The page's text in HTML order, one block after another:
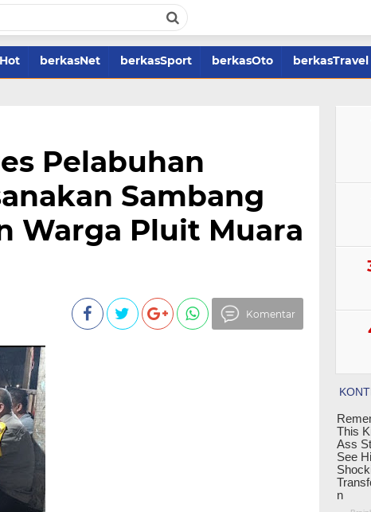
berkasNet berkasSport berkasOto berkasTravel
Pelabuhan
Sambang
Warga Pluit Muara
Komentar